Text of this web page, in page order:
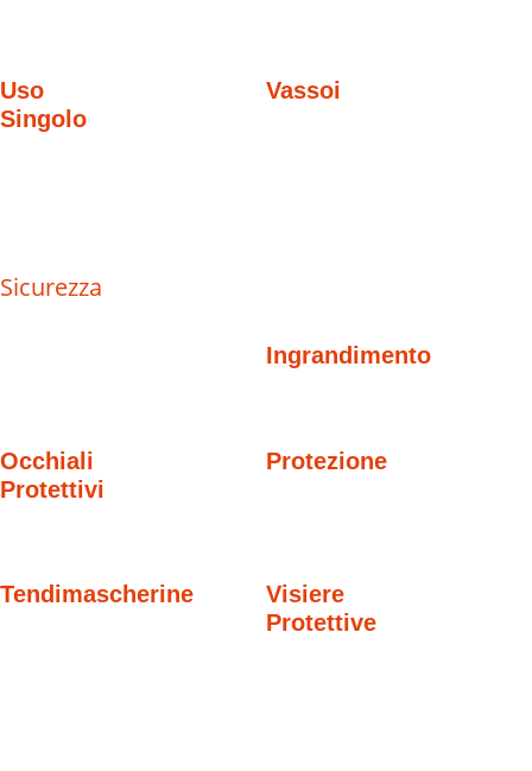
Uso
Singolo
Vassoi
Sicurezza
Ingrandimento
Occhiali
Protettivi
Protezione
Tendimascherine
Visiere
Protettive